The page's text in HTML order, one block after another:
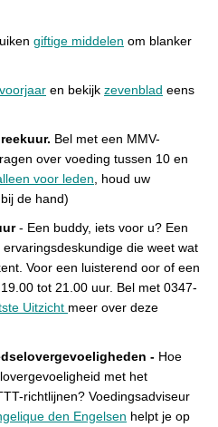
giftige middelen om blanker
en bekijk zevenblad eens
Bel met een MMV-
over voeding tussen 10 en
voor leden , houd uw
de hand)
- Een buddy, iets voor u? Een
die weet wat
Voor een luisterend oor of een
tot 21.00 uur. Bel met 0347-
Uitzicht meer over deze
- Hoe
met het
richtlijnen? Voedingsadviseur
den Engelsen helpt je op